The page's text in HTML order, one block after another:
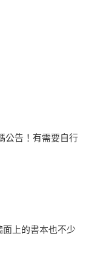
告！有需要自行
上的書本也不少